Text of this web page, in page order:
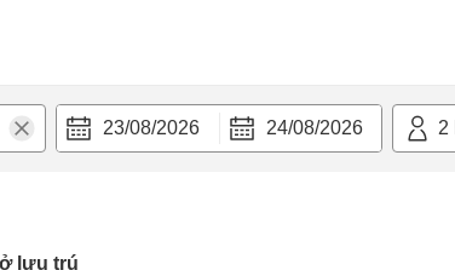
23/08/2026 24/08/2026 2
lưu trú